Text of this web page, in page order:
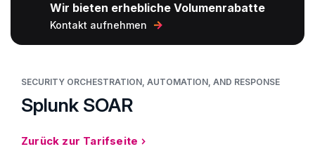
Wir bieten erhebliche Volumenrabatte
Kontakt aufnehmen
SECURITY ORCHESTRATION, AUTOMATION, AND RESPONSE
Splunk SOAR
Zurück zur Tarifseite